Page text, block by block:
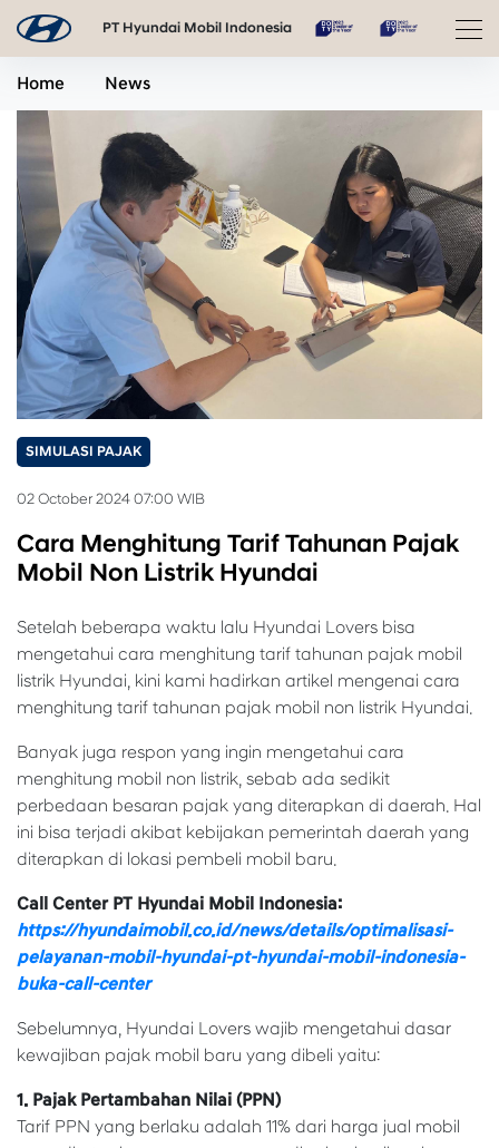
PT Hyundai Mobil Indonesia
Home News
SIMULASI PAJAK
02 October 2024 07:00 WIB
Cara Menghitung Tarif Tahunan Pajak
Mobil Non Listrik Hyundai
Setelah beberapa waktu lalu Hyundai Lovers bisa
mengetahui cara menghitung tarif tahunan pajak mobil
listrik Hyundai, kini kami hadirkan artikel mengenai cara
menghitung tarif tahunan pajak mobil non listrik Hyundai.
Banyak juga respon yang ingin mengetahui cara
menghitung mobil non listrik, sebab ada sedikit
perbedaan besaran pajak yang diterapkan di daerah. Hal
ini bisa terjadi akibat kebijakan pemerintah daerah yang
diterapkan di lokasi pembeli mobil baru.
Call Center PT Hyundai Mobil Indonesia:
https://hyundaimobil.co.id/news/details/optimalisasi-
pelayanan-mobil-hyundai-pt-hyundai-mobil-indonesia-
buka-call-center
Sebelumnya, Hyundai Lovers wajib mengetahui dasar
kewajiban pajak mobil baru yang dibeli yaitu:
1. Pajak Pertambahan Nilai (PPN)
Tarif PPN yang berlaku adalah 11% dari harga jual mobil